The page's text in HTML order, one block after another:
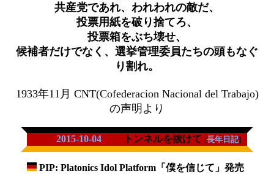
共産党であれ、われわれの敵だ、
投票用紙を破り捨てろ、
投票箱をぶち壊せ、
候補者だけでなく、選挙管理委員たちの頭もなぐ
り割れ。
1933年11月 CNT(Cofederacion Nacional del Trabajo)
の声明より
2015-10-04 トンネルを抜けて [長年日記]
PIP: Platonics Idol Platform「僕を信じて」発売